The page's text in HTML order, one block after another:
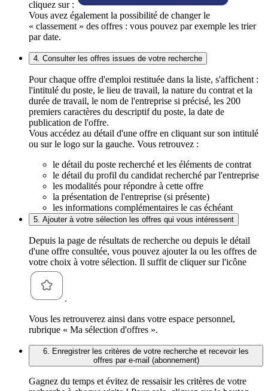
cliquez sur :
Vous avez également la possibilité de changer le
« classement » des offres : vous pouvez par exemple les trier
par date.
4. Consulter les offres issues de votre recherche
Pour chaque offre d'emploi restituée dans la liste, s'affichent :
l'intitulé du poste, le lieu de travail, la nature du contrat et la
durée de travail, le nom de l'entreprise si précisé, les 200
premiers caractères du descriptif du poste, la date de
publication de l'offre.
Vous accédez au détail d'une offre en cliquant sur son intitulé
ou sur le logo sur la gauche. Vous retrouvez :
le détail du poste recherché et les éléments de contrat
le détail du profil du candidat recherché par l'entreprise
les modalités pour répondre à cette offre
la présentation de l'entreprise (si présente)
les informations complémentaires le cas échéant
5. Ajouter à votre sélection les offres qui vous intéressent
Depuis la page de résultats de recherche ou depuis le détail
d'une offre consultée, vous pouvez ajouter la ou les offres de
votre choix à votre sélection. Il suffit de cliquer sur l'icône
.
Vous les retrouverez ainsi dans votre espace personnel,
rubrique « Ma sélection d'offres ».
6. Enregistrer les critères de votre recherche et recevoir les
offres par e-mail (abonnement)
Gagnez du temps et évitez de ressaisir les critères de votre